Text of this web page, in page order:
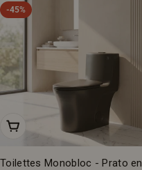
-45%
Ajouter Au Panier
Toilettes Monobloc - Prato en